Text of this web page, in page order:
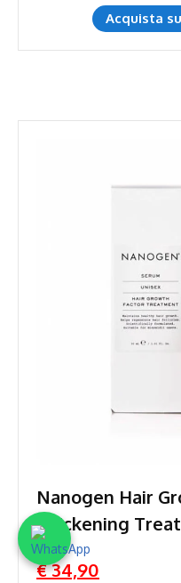
Acquista
Nanogen Hair
Thickening
€ 34,90